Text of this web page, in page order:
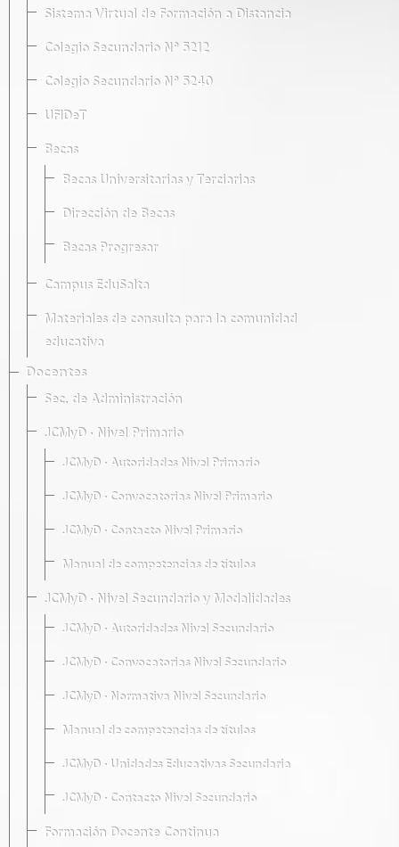
Sistema Virtual de Formación a Distancia
Colegio Secundario Nº 5212
Colegio Secundario Nº 5240
UFIDeT
Becas
Becas Universitarias y Terciarias
Dirección de Becas
Becas Progresar
Campus EduSalta
Materiales de consulta para la comunidad
educativa
Docentes
Sec. de Administración
JCMyD · Nivel Primario
JCMyD · Autoridades Nivel Primario
JCMyD · Convocatorias Nivel Primario
JCMyD · Contacto Nivel Primario
Manual de competencias de títulos
JCMyD · Nivel Secundario y Modalidades
JCMyD · Autoridades Nivel Secundario
JCMyD · Convocatorias Nivel Secundario
JCMyD · Normativa Nivel Secundario
Manual de competencias de títulos
JCMyD · Unidades Educativas Secundaria
JCMyD · Contacto Nivel Secundario
Formación Docente Continua